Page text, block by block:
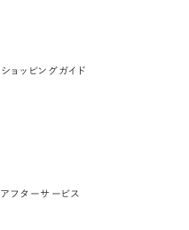
ショッピングガイド
アフターサービス